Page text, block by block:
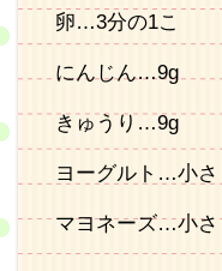
卵…3分の1こ
にんじん…9g
きゅうり…9g
ヨーグルト…小さ
マヨネーズ…小さ